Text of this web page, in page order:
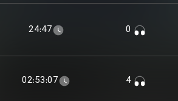
24:47
4
02:53:07